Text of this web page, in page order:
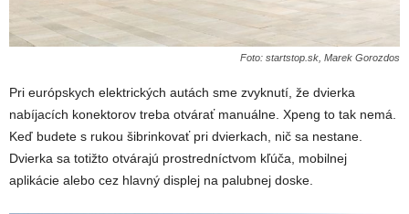
Foto: startstop.sk, Marek Gorozdos
Pri európskych elektrických autách sme zvyknutí, že dvierka
nabíjacích konektorov treba otvárať manuálne. Xpeng to tak nemá.
Keď budete s rukou šibrinkovať pri dvierkach, nič sa nestane.
Dvierka sa totižto otvárajú prostredníctvom kľúča, mobilnej
aplikácie alebo cez hlavný displej na palubnej doske.